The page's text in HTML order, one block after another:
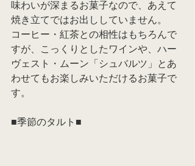
味わいが深まるお菓子なので、あえて
焼き立てではお出ししていません。
コーヒー・紅茶との相性はもちろんで
すが、こっくりとしたワインや、ハー
ヴェスト・ムーン「シュバルツ」とあ
わせてもお楽しみいただけるお菓子で
す。
■季節のタルト■